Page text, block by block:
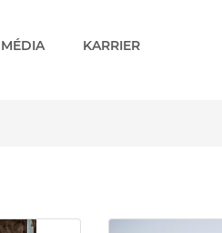
MÉDIA KARRIER